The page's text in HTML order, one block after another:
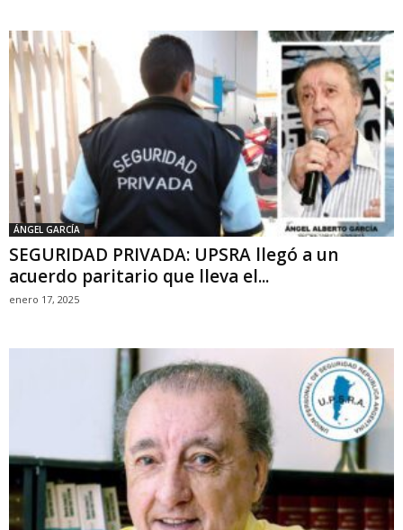
ÁNGEL GARCÍA
SEGURIDAD PRIVADA: UPSRA llegó a un
acuerdo paritario que lleva el...
enero 17, 2025